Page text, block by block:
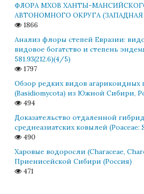
ФЛОРА МХОВ ХАНТЫ-
АВТОНОМНОГО ОКРУГА
1866
Анализ флоры степей Евразии:
видовое богатство и степень
581.93(212.6)(4/5)
1797
Обзор редких видов агарикоидных
(Basidiomycota) из Южной Сибири,
494
Доказательство отдаленной
среднеазиатских ковылей (Poaceae:
490
Харовые водоросли (Characeae,
Приенисейской Сибири (Россия)
471